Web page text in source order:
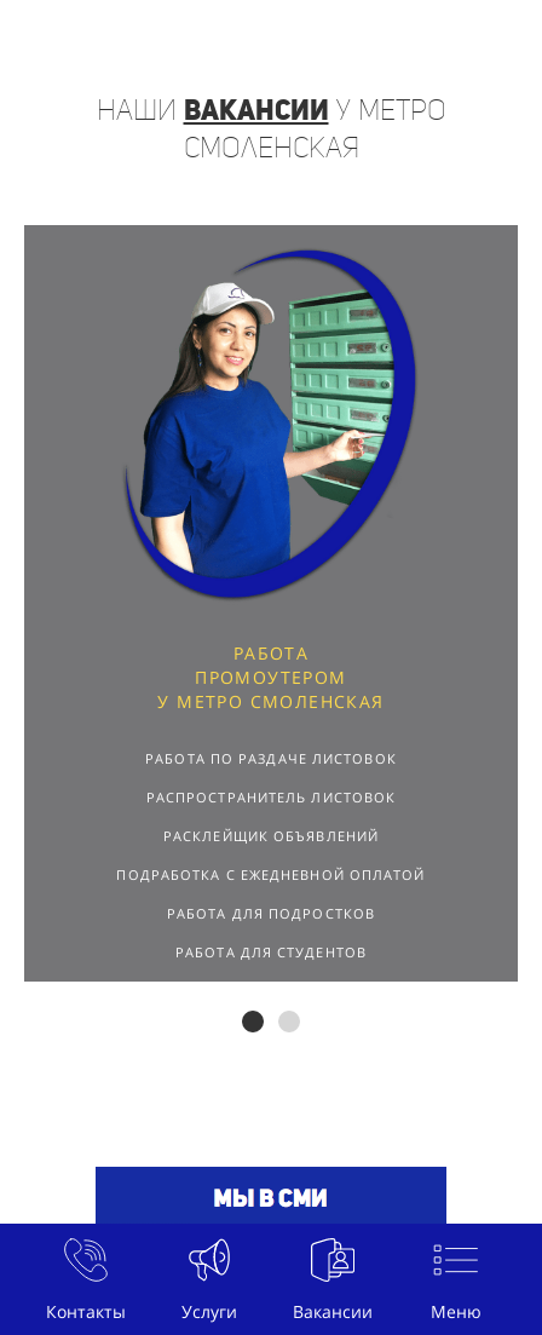
Контакты Услуги Вакансии Меню
наши вакансии у метро
Смоленская
РАБОТА
ПРОМОУТЕРОМ
У МЕТРО СМОЛЕНСКАЯ
РАБОТА ПО РАЗДАЧЕ ЛИСТОВОК
РАСПРОСТРАНИТЕЛЬ ЛИСТОВОК
РАСКЛЕЙЩИК ОБЪЯВЛЕНИЙ
ПОДРАБОТКА С ЕЖЕДНЕВНОЙ ОПЛАТОЙ
РАБОТА ДЛЯ ПОДРОСТКОВ
РАБОТА ДЛЯ СТУДЕНТОВ